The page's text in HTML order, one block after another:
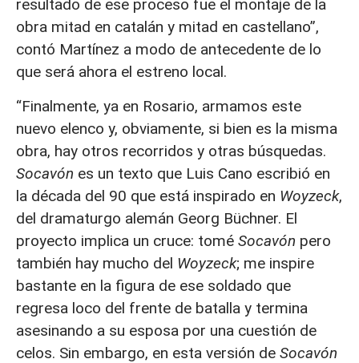
resultado de ese proceso fue el montaje de la
obra mitad en catalán y mitad en castellano”,
contó Martínez a modo de antecedente de lo
que será ahora el estreno local.
“Finalmente, ya en Rosario, armamos este
nuevo elenco y, obviamente, si bien es la misma
obra, hay otros recorridos y otras búsquedas.
Socavón es un texto que Luis Cano escribió en
la década del 90 que está inspirado en Woyzeck,
del dramaturgo alemán Georg Büchner. El
proyecto implica un cruce: tomé Socavón pero
también hay mucho del Woyzeck; me inspire
bastante en la figura de ese soldado que
regresa loco del frente de batalla y termina
asesinando a su esposa por una cuestión de
celos. Sin embargo, en esta versión de Socavón